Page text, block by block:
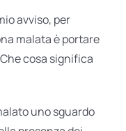
avviso, per
malata è portare
cosa significa
uno sguardo